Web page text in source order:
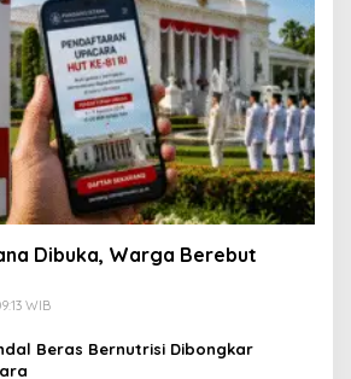
Dibuka, Warga Berebut
WIB
Beras Bernutrisi Dibongkar